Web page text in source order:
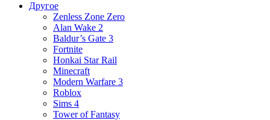
Другое
Zenless Zone Zero
Alan Wake 2
Baldur’s Gate 3
Fortnite
Honkai Star Rail
Minecraft
Modern Warfare 3
Roblox
Sims 4
Tower of Fantasy